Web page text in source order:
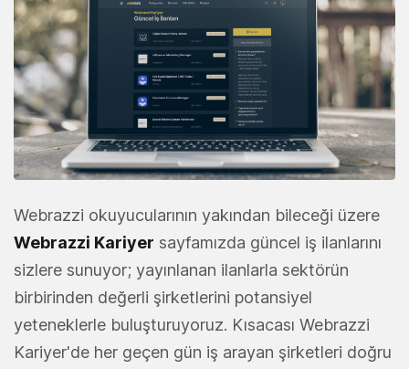
Webrazzi okuyucularının yakından bileceği üzere
Webrazzi Kariyer sayfamızda güncel iş ilanlarını
sizlere sunuyor; yayınlanan ilanlarla sektörün
birbirinden değerli şirketlerini potansiyel
yeteneklerle buluşturuyoruz. Kısacası Webrazzi
Kariyer'de her geçen gün iş arayan şirketleri doğru